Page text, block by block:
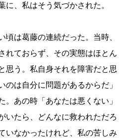
に、私はそう気づかされた。
頃は葛藤の連続だった。当時、
れておらず、その実態はほとん
思う。私自身それを障害だと思
のは自分に問題があるからだ」
。あの時「あなたは悪くない」
いたら、どんなに救われただろ
いなかったけれど、私の苦しみ